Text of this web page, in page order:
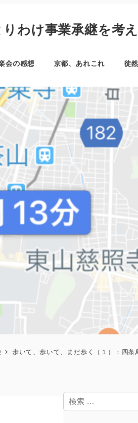
わけ事業承継を考
会の感想 京都、あれこれ 徒
歩いて、歩いて、まだ歩く（１）：四
検
索